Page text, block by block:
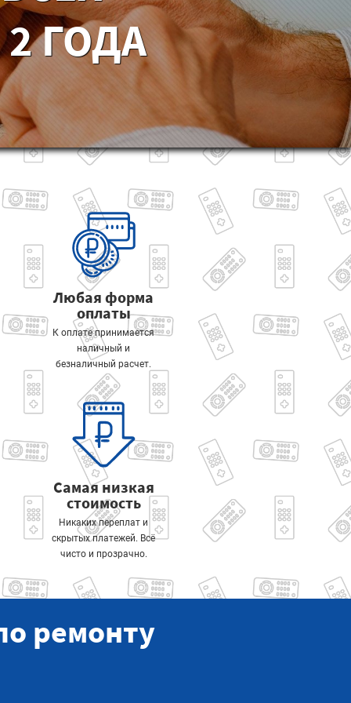
ГОДА
Любая форма
оплаты
К оплате принимается
наличный и
безналичный расчет.
Самая низкая
стоимость
Никаких переплат и
скрытых платежей. Всё
чисто и прозрачно.
ремонту